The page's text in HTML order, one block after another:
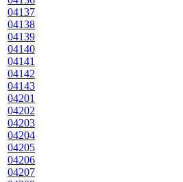
04137
04138
04139
04140
04141
04142
04143
04201
04202
04203
04204
04205
04206
04207